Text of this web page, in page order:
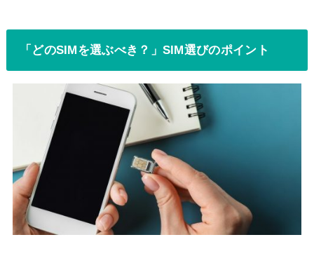
「どのSIMを選ぶべき？」SIM選びのポイント